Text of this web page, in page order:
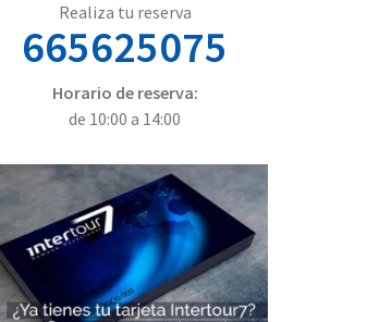
Realiza tu reserva
665625075
Horario de reserva:
de 10:00 a 14:00